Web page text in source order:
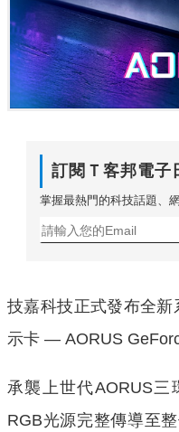
訂閱Ｔ客邦電子
掌握最熱門的科技話題、
技嘉科技正式發布全
示卡 — AORUS
承襲上世代AORUS
RGB光源完整傳導至